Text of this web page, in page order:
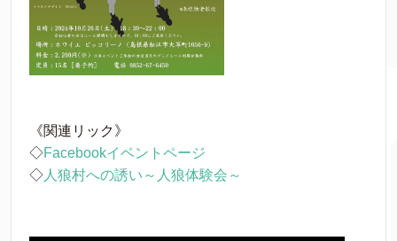
《関連リック》
◇Facebookイベントページ
◇ 人狼村への誘い～人狼体験会～